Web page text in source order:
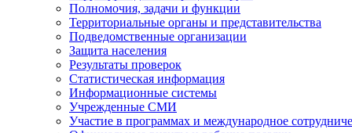
Полномочия, задачи и функции
Территориальные органы и представительства
Подведомственные организации
Защита населения
Результаты проверок
Статистическая информация
Информационные системы
Учрежденные СМИ
Участие в программах и международное